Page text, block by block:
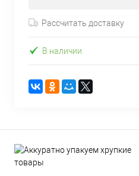
Рассчитать доставку
В наличии